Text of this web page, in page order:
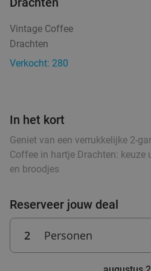
Do
Hof van Oldeberkoop
Oldeberkoop
3-gangen keuzediner bij
Vandaag
Marum
Vintage Coffee
Drachten
Verkocht: 280
In het kort
Geniet van een verrukkelijke 2-
Coffee in hartje Drachten: keuze
en broodjes
Reserveer jouw deal
2 Personen